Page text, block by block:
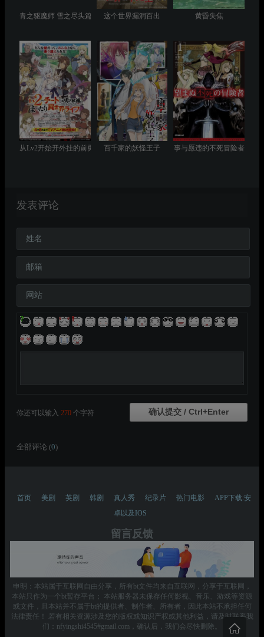
青之驱魔师 雪之尽头篇 这个世界漏洞百出 黄昏失焦
从Lv2开始开外挂的前勇者候补过着悠哉异世界生活
百千家的妖怪王子 事与愿违的不死冒险者
发表评论
姓名
邮箱
网站
你还可以输入 270 个字符
全部评论 (0)
首页 美剧 英剧 韩剧 真人秀 纪录片 热门电影
APP下载:安
卓以及IOS
留言反馈
申明：本站属于互联网自由分享，所有bt文件均来自互联网，分享于互联网，
本站只作为一个bt暂存平台； 本站服务器未保存任何影视、音乐、游戏等资源
或文件，且本站并不属于bt的提供者、制作者、所有者，因此本站不承担任何
法律责任！ 若有相关资源涉及您的版权或知识产权或其他利益，请及时联系我
们：nfyingshi4545#gmail.com，确认后，我们会尽快删除。